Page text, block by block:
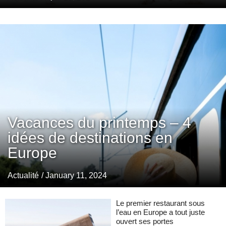
Vacances du printemps – 4
idées de destinations en
Europe
Actualité / January 11, 2024
Le premier restaurant sous
l’eau en Europe a tout juste
ouvert ses portes